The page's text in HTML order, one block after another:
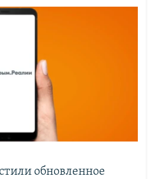
обновленное